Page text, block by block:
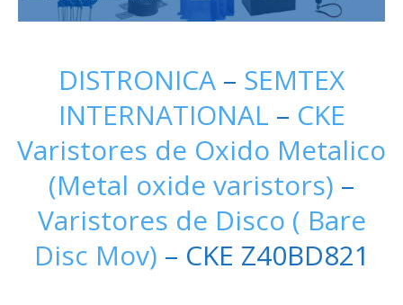
DISTRONICA – SEMTEX
INTERNATIONAL – CKE
Varistores de Oxido Metalico
(Metal oxide varistors) –
Varistores de Disco ( Bare
Disc Mov) – CKE Z40BD821